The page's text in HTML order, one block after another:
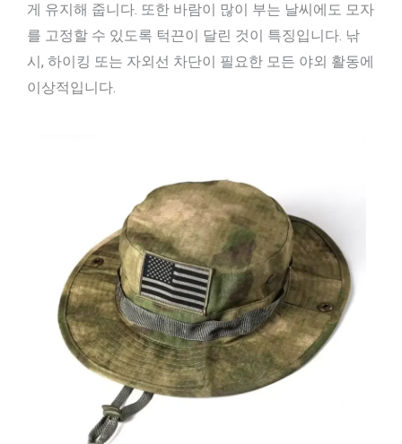
게 유지해 줍니다. 또한 바람이 많이 부는 날씨에도 모자
를 고정할 수 있도록 턱끈이 달린 것이 특징입니다. 낚
시, 하이킹 또는 자외선 차단이 필요한 모든 야외 활동에
이상적입니다.